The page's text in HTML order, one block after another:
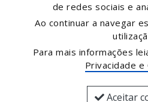
Twitter
de redes sociais e
Ao continuar a navegar
Para mais informações
Privacidade e
Aceitar